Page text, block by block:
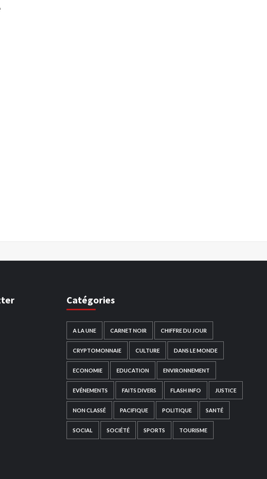
Catégories
A LA UNE CARNET NOIR CHIFFRE DU JOUR
CRYPTOMONNAIE CULTURE DANS LE MONDE
ECONOMIE EDUCATION ENVIRONNEMENT
EVÉNEMENTS FAITS DIVERS FLASH INFO JUSTICE
NON CLASSÉ PACIFIQUE POLITIQUE SANTÉ
SOCIAL SOCIÉTÉ SPORTS TOURISME